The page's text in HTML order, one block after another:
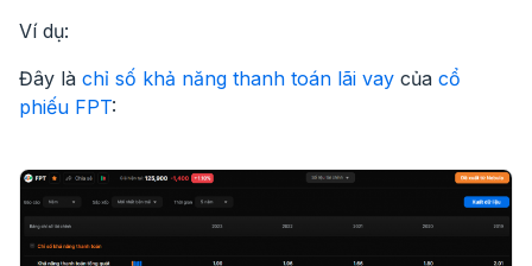
Ví dụ:
Đây là chỉ số khả năng thanh toán lãi vay của cổ
phiếu FPT: